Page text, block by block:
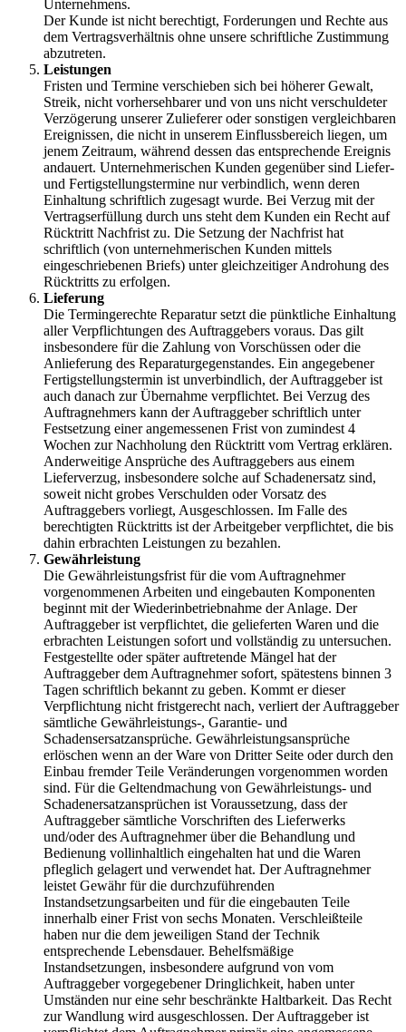
Unternehmens.
Der Kunde ist nicht berechtigt, Forderungen und Rechte aus
dem Vertragsverhältnis ohne unsere schriftliche Zustimmung
abzutreten.
Leistungen
Fristen und Termine verschieben sich bei höherer Gewalt,
Streik, nicht vorhersehbarer und von uns nicht verschuldeter
Verzögerung unserer Zulieferer oder sonstigen vergleichbaren
Ereignissen, die nicht in unserem Einflussbereich liegen, um
jenem Zeitraum, während dessen das entsprechende Ereignis
andauert. Unternehmerischen Kunden gegenüber sind Liefer-
und Fertigstellungstermine nur verbindlich, wenn deren
Einhaltung schriftlich zugesagt wurde. Bei Verzug mit der
Vertragserfüllung durch uns steht dem Kunden ein Recht auf
Rücktritt Nachfrist zu. Die Setzung der Nachfrist hat
schriftlich (von unternehmerischen Kunden mittels
eingeschriebenen Briefs) unter gleichzeitiger Androhung des
Rücktritts zu erfolgen.
Lieferung
Die Termingerechte Reparatur setzt die pünktliche Einhaltung
aller Verpflichtungen des Auftraggebers voraus. Das gilt
insbesondere für die Zahlung von Vorschüssen oder die
Anlieferung des Reparaturgegenstandes. Ein angegebener
Fertigstellungstermin ist unverbindlich, der Auftraggeber ist
auch danach zur Übernahme verpflichtet. Bei Verzug des
Auftragnehmers kann der Auftraggeber schriftlich unter
Festsetzung einer angemessenen Frist von zumindest 4
Wochen zur Nachholung den Rücktritt vom Vertrag erklären.
Anderweitige Ansprüche des Auftraggebers aus einem
Lieferverzug, insbesondere solche auf Schadenersatz sind,
soweit nicht grobes Verschulden oder Vorsatz des
Auftraggebers vorliegt, Ausgeschlossen. Im Falle des
berechtigten Rücktritts ist der Arbeitgeber verpflichtet, die bis
dahin erbrachten Leistungen zu bezahlen.
Gewährleistung
Die Gewährleistungsfrist für die vom Auftragnehmer
vorgenommenen Arbeiten und eingebauten Komponenten
beginnt mit der Wiederinbetriebnahme der Anlage. Der
Auftraggeber ist verpflichtet, die gelieferten Waren und die
erbrachten Leistungen sofort und vollständig zu untersuchen.
Festgestellte oder später auftretende Mängel hat der
Auftraggeber dem Auftragnehmer sofort, spätestens binnen 3
Tagen schriftlich bekannt zu geben. Kommt er dieser
Verpflichtung nicht fristgerecht nach, verliert der Auftraggeber
sämtliche Gewährleistungs-, Garantie- und
Schadensersatzansprüche. Gewährleistungsansprüche
erlöschen wenn an der Ware von Dritter Seite oder durch den
Einbau fremder Teile Veränderungen vorgenommen worden
sind. Für die Geltendmachung von Gewährleistungs- und
Schadenersatzansprüchen ist Voraussetzung, dass der
Auftraggeber sämtliche Vorschriften des Lieferwerks
und/oder des Auftragnehmer über die Behandlung und
Bedienung vollinhaltlich eingehalten hat und die Waren
pfleglich gelagert und verwendet hat. Der Auftragnehmer
leistet Gewähr für die durchzuführenden
Instandsetzungsarbeiten und für die eingebauten Teile
innerhalb einer Frist von sechs Monaten. Verschleißteile
haben nur die dem jeweiligen Stand der Technik
entsprechende Lebensdauer. Behelfsmäßige
Instandsetzungen, insbesondere aufgrund von vom
Auftraggeber vorgegebener Dringlichkeit, haben unter
Umständen nur eine sehr beschränkte Haltbarkeit. Das Recht
zur Wandlung wird ausgeschlossen. Der Auftraggeber ist